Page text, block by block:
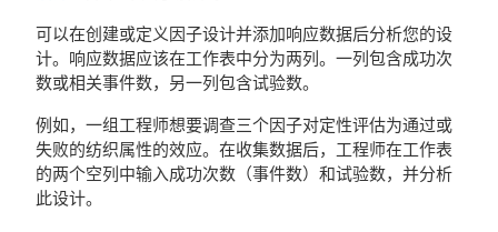
可以在创建或定义因子设计并添加响应数据后分析您的设
计。响应数据应该在工作表中分为两列。一列包含成功次
数或相关事件数，另一列包含试验数。
例如，一组工程师想要调查三个因子对定性评估为通过或
失败的纺织属性的效应。在收集数据后，工程师在工作表
的两个空列中输入成功次数（事件数）和试验数，并分析
此设计。